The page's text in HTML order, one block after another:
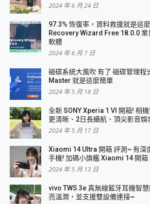
2024 年 6 月 24 日
97.3% 恢復率，資料救援就是這
Recovery Wizard Free 18.0.0 業
軟體
2024 年 6 月 7 日
磁碟系統大風吹 有了 磁碟管理程
Master 就是這麼簡單
2024 年 5 月 18 日
全新 SONY Xperia 1 VI 開箱! 相
更清晰、2日長續航、頂尖影音娛
2024 年 5 月 17 日
Xiaomi 14 Ultra 開箱 評測~ 有深
手機! 加碼小旗艦 Xiaomi 14 開箱
2024 年 5 月 13 日
vivo TWS 3e 真無線藍牙耳機智
亮溫潤，並支援雙設備連接~